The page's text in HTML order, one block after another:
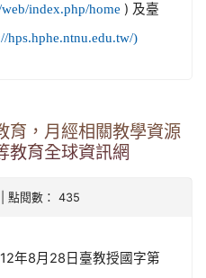
index.php/home ) 及臺
hps.hphe.ntnu.edu.tw/)
育，月經相關教學資源
教育全球資訊網
點閱數： 435
年8月28日臺教授國字第